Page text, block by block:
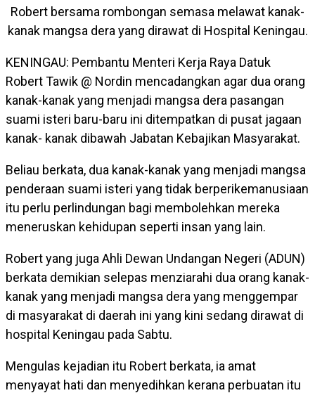
Robert bersama rombongan semasa melawat kanak-
kanak mangsa dera yang dirawat di Hospital Keningau.
KENINGAU: Pembantu Menteri Kerja Raya Datuk
Robert Tawik @ Nordin mencadangkan agar dua orang
kanak-kanak yang menjadi mangsa dera pasangan
suami isteri baru-baru ini ditempatkan di pusat jagaan
kanak- kanak dibawah Jabatan Kebajikan Masyarakat.
Beliau berkata, dua kanak-kanak yang menjadi mangsa
penderaan suami isteri yang tidak berperikemanusiaan
itu perlu perlindungan bagi membolehkan mereka
meneruskan kehidupan seperti insan yang lain.
Robert yang juga Ahli Dewan Undangan Negeri (ADUN)
berkata demikian selepas menziarahi dua orang kanak-
kanak yang menjadi mangsa dera yang menggempar
di masyarakat di daerah ini yang kini sedang dirawat di
hospital Keningau pada Sabtu.
Mengulas kejadian itu Robert berkata, ia amat
menyayat hati dan menyedihkan kerana perbuatan itu